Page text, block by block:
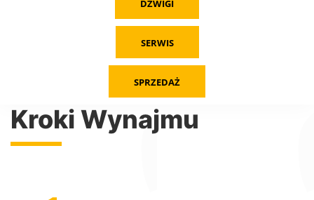
DŹWIGI
SERWIS
SPRZEDAŻ
Kroki Wynajmu